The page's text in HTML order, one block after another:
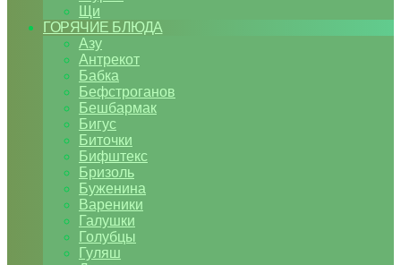
Щи
ГОРЯЧИЕ БЛЮДА
Азу
Антрекот
Бабка
Бефстроганов
Бешбармак
Бигус
Биточки
Бифштекс
Бризоль
Буженина
Вареники
Галушки
Голубцы
Гуляш